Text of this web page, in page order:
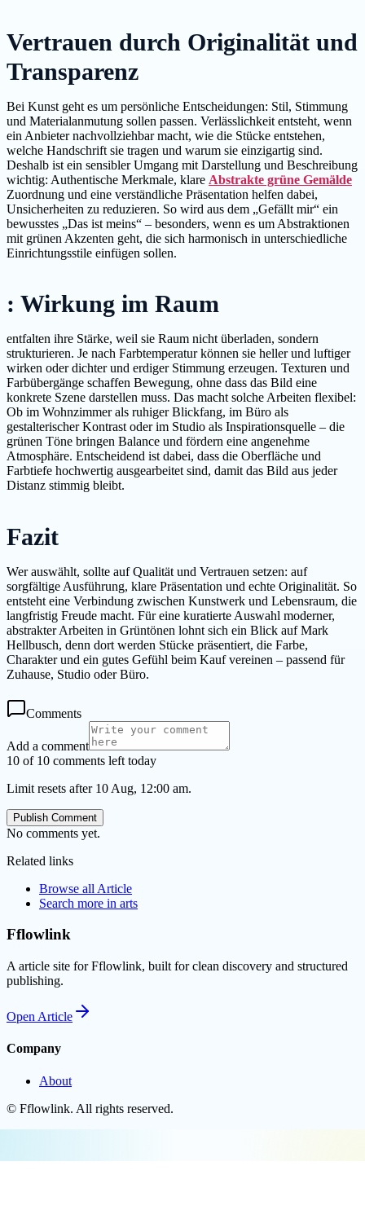
Vertrauen durch Originalität und
Transparenz
Bei Kunst geht es um persönliche Entscheidungen: Stil, Stimmung
und Materialanmutung sollen passen. Verlässlichkeit entsteht, wenn
ein Anbieter nachvollziehbar macht, wie die Stücke entstehen,
welche Handschrift sie tragen und warum sie einzigartig sind.
Deshalb ist ein sensibler Umgang mit Darstellung und Beschreibung
wichtig: Authentische Merkmale, klare Abstrakte grüne Gemälde
Zuordnung und eine verständliche Präsentation helfen dabei,
Unsicherheiten zu reduzieren. So wird aus dem „Gefällt mir“ ein
bewusstes „Das ist meins“ – besonders, wenn es um Abstraktionen
mit grünen Akzenten geht, die sich harmonisch in unterschiedliche
Einrichtungsstile einfügen sollen.
: Wirkung im Raum
entfalten ihre Stärke, weil sie Raum nicht überladen, sondern
strukturieren. Je nach Farbtemperatur können sie heller und luftiger
wirken oder dichter und erdiger Stimmung erzeugen. Texturen und
Farbübergänge schaffen Bewegung, ohne dass das Bild eine
konkrete Szene darstellen muss. Das macht solche Arbeiten flexibel:
Ob im Wohnzimmer als ruhiger Blickfang, im Büro als
gestalterischer Kontrast oder im Studio als Inspirationsquelle – die
grünen Töne bringen Balance und fördern eine angenehme
Atmosphäre. Entscheidend ist dabei, dass die Oberfläche und
Farbtiefe hochwertig ausgearbeitet sind, damit das Bild aus jeder
Distanz stimmig bleibt.
Fazit
Wer auswählt, sollte auf Qualität und Vertrauen setzen: auf
sorgfältige Ausführung, klare Präsentation und echte Originalität. So
entsteht eine Verbindung zwischen Kunstwerk und Lebensraum, die
langfristig Freude macht. Für eine kuratierte Auswahl moderner,
abstrakter Arbeiten in Grüntönen lohnt sich ein Blick auf Mark
Hellbusch, denn dort werden Stücke präsentiert, die Farbe,
Charakter und ein gutes Gefühl beim Kauf vereinen – passend für
Zuhause, Studio oder Büro.
Comments
Add a comment
10 of 10 comments left today
Limit resets after 10 Aug, 12:00 am.
Publish Comment
No comments yet.
Related links
Browse all Article
Search more in arts
Fflowlink
A article site for Fflowlink, built for clean discovery and structured
publishing.
Open Article
Company
About
© Fflowlink. All rights reserved.